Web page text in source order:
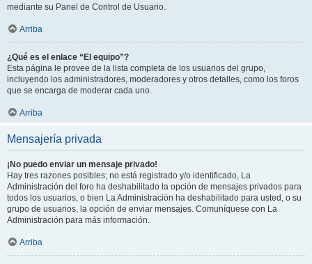
mediante su Panel de Control de Usuario.
Arriba
¿Qué es el enlace “El equipo”?
Esta página le provee de la lista completa de los usuarios del grupo,
incluyendo los administradores, moderadores y otros detalles, como los foros
que se encarga de moderar cada uno.
Arriba
Mensajería privada
¡No puedo enviar un mensaje privado!
Hay tres razones posibles; no está registrado y/o identificado, La
Administración del foro ha deshabilitado la opción de mensajes privados para
todos los usuarios, o bien La Administración ha deshabilitado para usted, o su
grupo de usuarios, la opción de enviar mensajes. Comuníquese con La
Administración para más información.
Arriba